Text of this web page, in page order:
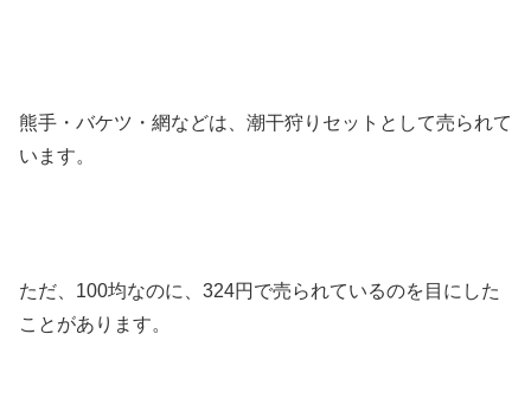
熊手・バケツ・網などは、潮干狩りセットとして売られて
います。
ただ、100均なのに、324円で売られているのを目にした
ことがあります。